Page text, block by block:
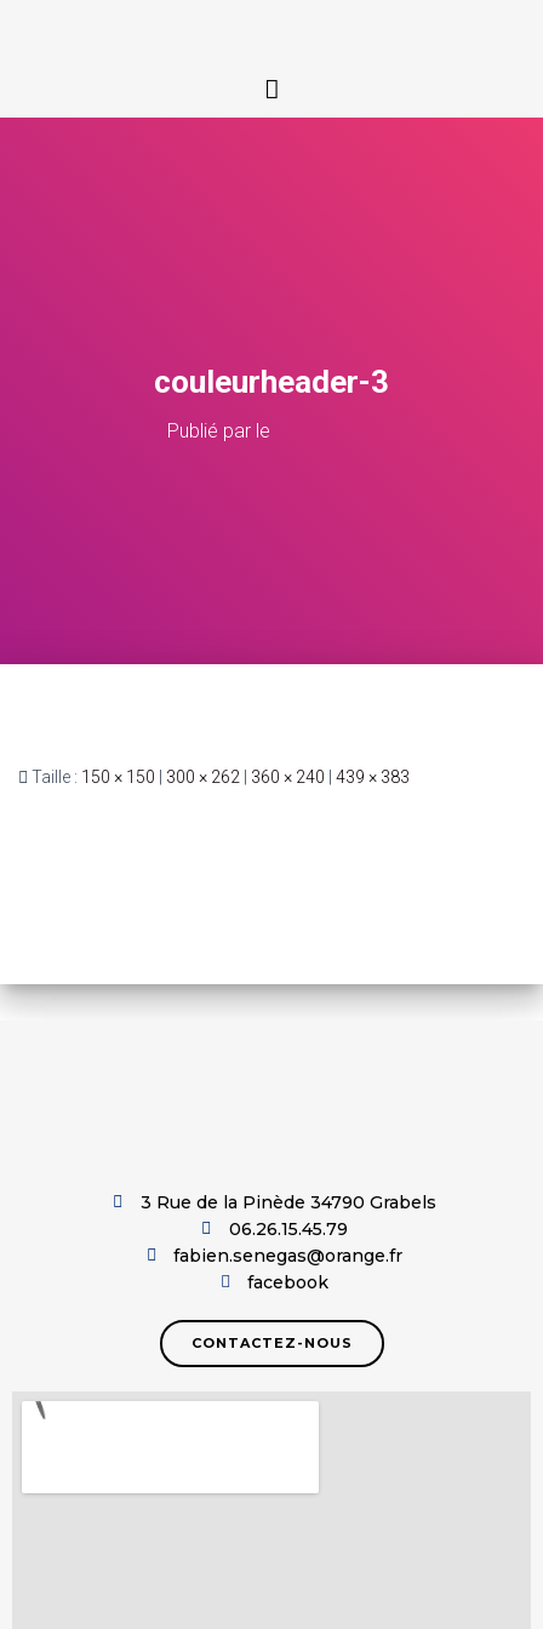
couleurheader-3
Publié par le
Taille : 150 × 150 300 × 262 360 × 240 439 × 383
3 Rue de la Pinède 34790 Grabels
06.26.15.45.79
fabien.senegas@orange.fr
facebook
CONTACTEZ-NOUS